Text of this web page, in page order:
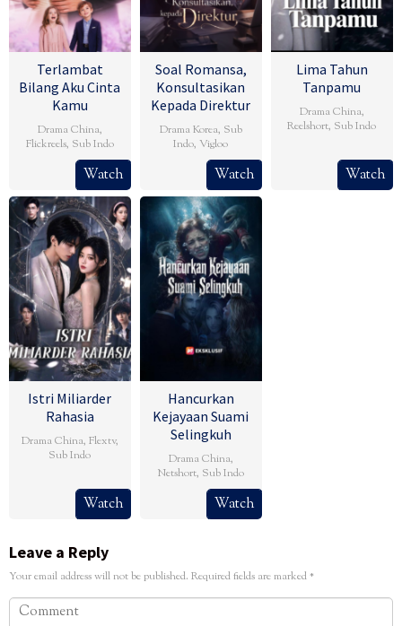
Terlambat
Bilang Aku Cinta
Kamu
Drama China,
Flickreels, Sub Indo
Watch
Soal Romansa,
Konsultasikan
Kepada Direktur
Drama Korea, Sub
Indo,Vigloo
Watch
Lima Tahun
Tanpamu
Drama China,
Reelshort, Sub Indo
Watch
Istri Miliarder
Rahasia
Drama China, Flextv,
Sub Indo
Watch
Hancurkan
Kejayaan Suami
Selingkuh
Drama China,
Netshort, Sub Indo
Watch
Leave a Reply
Your email address will not be published. Required fields are marked*